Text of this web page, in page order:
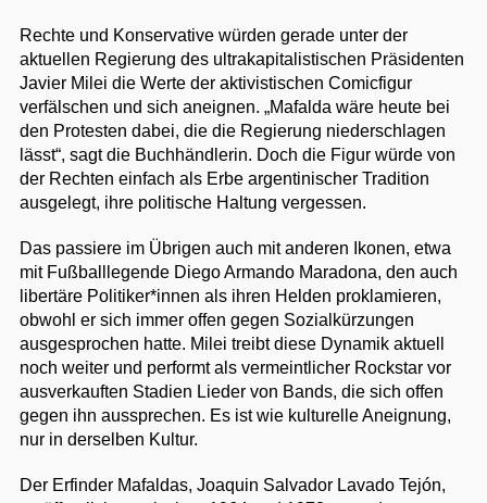
Rechte und Konservative würden gerade unter der
aktuellen Regierung des ultrakapitalistischen Präsidenten
Javier Milei die Werte der aktivistischen Comicfigur
verfälschen und sich aneignen. „Mafalda wäre heute bei
den Protesten dabei, die die Regierung niederschlagen
lässt“, sagt die Buchhändlerin. Doch die Figur würde von
der Rechten einfach als Erbe argentinischer Tradition
ausgelegt, ihre politische Haltung vergessen.
Das passiere im Übrigen auch mit anderen Ikonen, etwa
mit Fußballlegende Diego Armando Maradona, den auch
libertäre Politiker*innen als ihren Helden proklamieren,
obwohl er sich immer offen gegen Sozialkürzungen
ausgesprochen hatte. Milei treibt diese Dynamik aktuell
noch weiter und performt als vermeintlicher Rockstar vor
ausverkauften Stadien Lieder von Bands, die sich offen
gegen ihn aussprechen. Es ist wie kulturelle Aneignung,
nur in derselben Kultur.
Der Erfinder Mafaldas, Joaquin Salvador Lavado Tejón,